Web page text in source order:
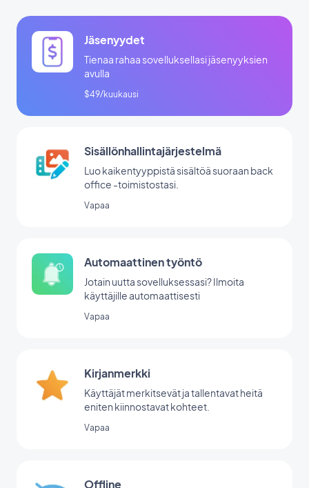
Jäsenyydet
Tienaa rahaa sovelluksellasi jäsenyyksien
avulla
$49/kuukausi
Sisällönhallintajärjestelmä
Luo kaikentyyppistä sisältöä suoraan back
office -toimistostasi.
Vapaa
Automaattinen työntö
Jotain uutta sovelluksessasi? Ilmoita
käyttäjille automaattisesti
Vapaa
Kirjanmerkki
Käyttäjät merkitsevät ja tallentavat heitä
eniten kiinnostavat kohteet.
Vapaa
Offline